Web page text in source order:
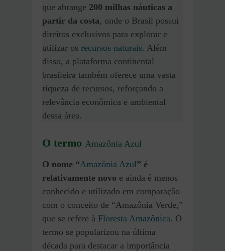
que abrange 200 milhas náuticas a
partir da costa, onde o Brasil possui
direitos exclusivos para explorar e
utilizar os recursos naturais. Além
disso, a plataforma continental
brasileira também oferece uma vasta
riqueza de recursos, reforçando a
relevância econômica e ambiental
dessa área.
O termo Amazônia Azul
O nome “Amazônia Azul” é
relativamente novo e ainda é menos
conhecido e utilizado em comparação
com o conceito de “Amazônia Verde,”
que se refere à Floresta Amazônica. O
termo se popularizou na última
década para destacar a importância